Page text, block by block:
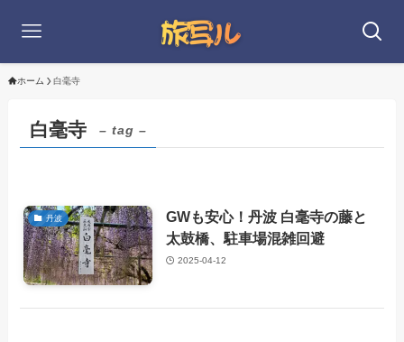
ホーム 白毫寺
白毫寺 – tag –
丹波
GWも安心！丹波 白毫寺の藤と
太鼓橋、駐車場混雑回避
2025-04-12